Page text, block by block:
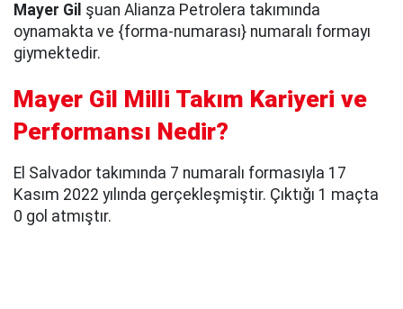
Mayer Gil şuan Alianza Petrolera takımında
oynamakta ve {forma-numarası} numaralı formayı
giymektedir.
Mayer Gil Milli Takım Kariyeri ve
Performansı Nedir?
El Salvador takımında 7 numaralı formasıyla 17
Kasım 2022 yılında gerçekleşmiştir. Çıktığı 1 maçta
0 gol atmıştır.